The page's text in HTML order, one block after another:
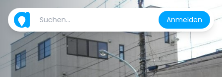
Anmelden